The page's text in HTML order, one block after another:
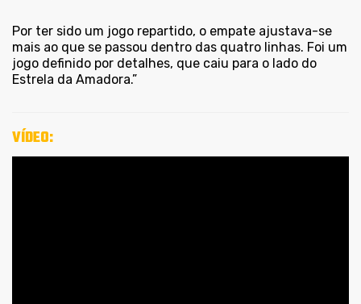
Por ter sido um jogo repartido, o empate ajustava-se
mais ao que se passou dentro das quatro linhas. Foi um
jogo definido por detalhes, que caiu para o lado do
Estrela da Amadora.”
VÍDEO: